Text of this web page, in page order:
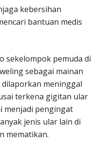
kebersihan
bantuan medis
sekelompok pemuda di
sebagai mainan
meninggal
terkena gigitan ular
menjadi pengingat
jenis ular lain di
mematikan.